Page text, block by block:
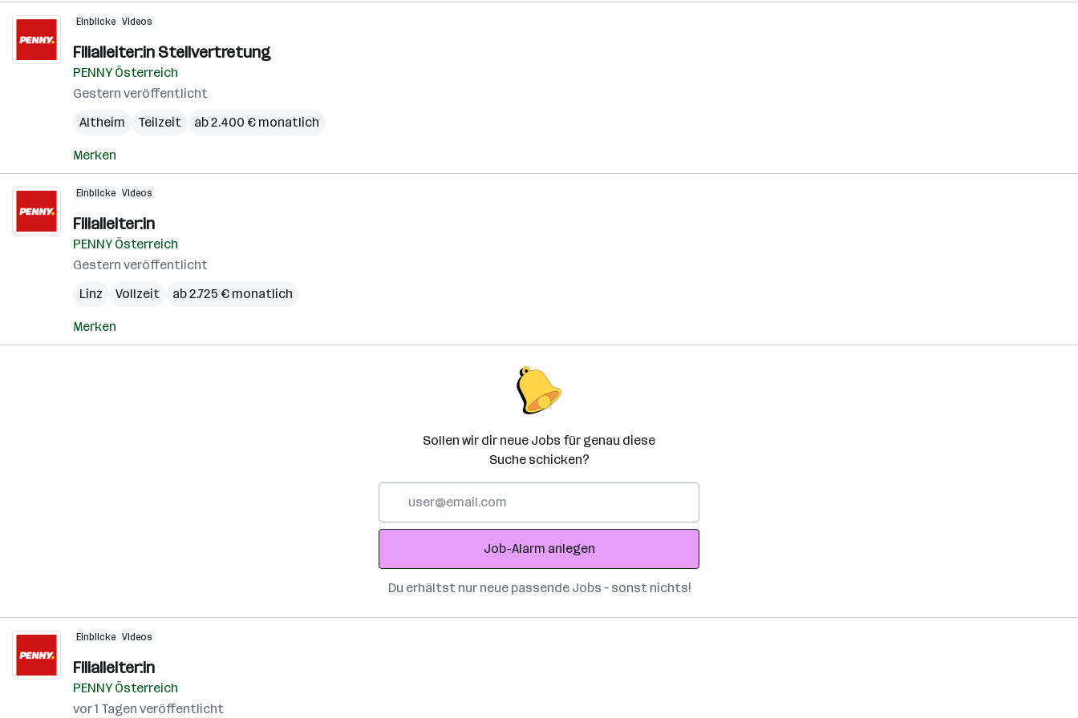
Einblicke Videos
Filialleiter:in Stellvertretung
PENNY Österreich
Gestern veröffentlicht
Altheim
Teilzeit ab 2.400 € monatlich
Merken
Einblicke Videos
Filialleiter:in
PENNY Österreich
Gestern veröffentlicht
Linz
Vollzeit ab 2.725 € monatlich
Merken
Sollen wir dir neue Jobs für genau diese
Suche schicken?
Adresse
Job-Alarm anlegen
Du erhältst nur neue passende Jobs – sonst nichts!
Einblicke Videos
Filialleiter:in
PENNY Österreich
vor 1 Tagen veröffentlicht